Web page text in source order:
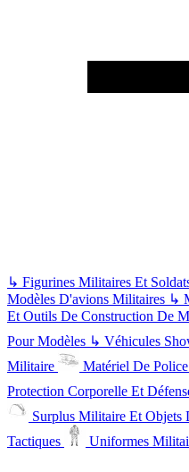
↳ Figurines Militaires Et
Modèles D'avions Militaires ↳
Et Outils De Construction De
Pour Modèles ↳ Véhicules
Militaire
Matériel De
Protection Corporelle Et
Surplus Militaire Et Objets
Tactiques
Uniformes